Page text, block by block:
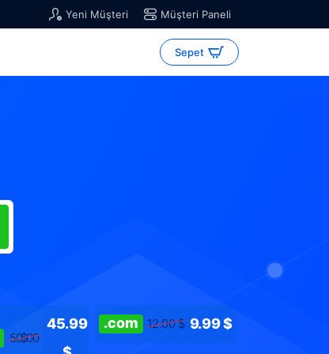
Yeni Müşteri Müşteri Paneli
Sepet
50.00 $
45.99
.com 12.00 $ 9.99 $